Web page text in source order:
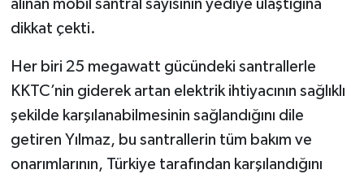
alınan mobil santral sayısının yediye ulaştığına
dikkat çekti.
Her biri 25 megawatt gücündeki santrallerle
KKTC’nin giderek artan elektrik ihtiyacının sağlıklı
şekilde karşılanabilmesinin sağlandığını dile
getiren Yılmaz, bu santrallerin tüm bakım ve
onarımlarının, Türkiye tarafından karşılandığını